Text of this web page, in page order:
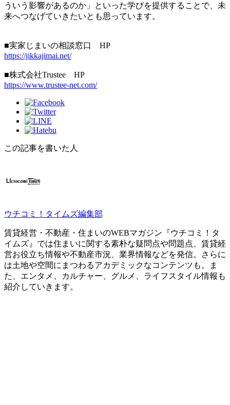
ういう影響があるのか」といった学びを提供することで、未
来へつなげていきたいとも思っています。
■実家じまいの相談窓口 HP
https://jikkajimai.net/
■株式会社Trustee HP
https://www.trustee-net.com/
この記事を書いた人
ウチコミ！タイムズ編集部
賃貸経営・不動産・住まいのWEBマガジン『ウチコミ！タ
イムズ』では住まいに関する素朴な疑問点や問題点、賃貸経
営お役立ち情報や不動産市況、業界情報などを発信。さらに
は土地や空間にまつわるアカデミックなコンテンツも。ま
た、エンタメ、カルチャー、グルメ、ライフスタイル情報も
紹介していきます。